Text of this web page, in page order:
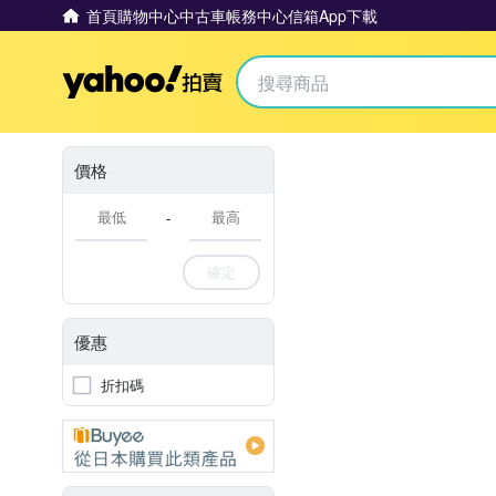
首頁購物中心中古車帳務中心信箱App下載
Yahoo拍賣
價格
-
確定
優惠
折扣碼